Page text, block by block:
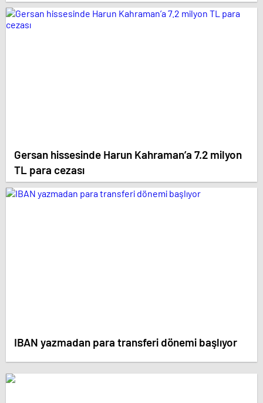
Gersan hissesinde Harun Kahraman’a 7.2 milyon
TL para cezası
IBAN yazmadan para transferi dönemi başlıyor